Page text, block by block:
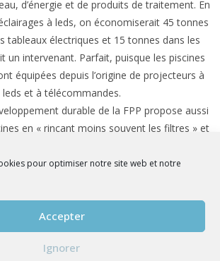
pour optimiser notre site web et notre
Accepter
Ignorer
d’énergie et de produits de traitement. En
à leds, on économiserait 45 tonnes
tableaux électriques et 15 tonnes dans les
un intervenant. Parfait, puisque les piscines
équipées depuis l’origine de projecteurs à
leds et à télécommandes.
durable de la FPP propose aussi
en « rinçant moins souvent les filtres » et
de filtration ». « La grosse pompe n’est
» expliquaient aussi les membres de la table
qu’il faut dimensionner les réseaux
« des logiciels de conception hydraulique
de charge ». Les intervenants étaient
pour « sensibiliser les propriétaires de piscine